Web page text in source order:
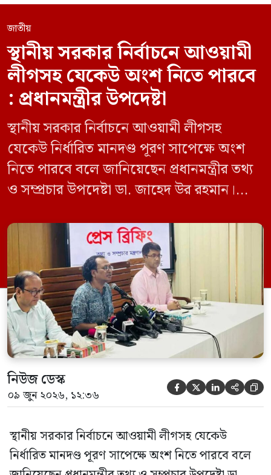
জাতীয়
স্থানীয় সরকার নির্বাচনে আওয়ামী
লীগসহ যেকেউ অংশ নিতে পারবে
: প্রধানমন্ত্রীর উপদেষ্টা
স্থানীয় সরকার নির্বাচনে আওয়ামী লীগসহ
যেকেউ নির্ধারিত মানদণ্ড পূরণ সাপেক্ষে অংশ
নিতে পারবে বলে জানিয়েছেন প্রধানমন্ত্রীর তথ্য
ও সম্প্রচার উপদেষ্টা ডা. জাহেদ উর রহমান।
সম্মেলন কক্ষে এক প্রেস ব্রিফিংয়ে সাংবাদিকদের
এক প্রশ্নের জবাবে তিনি এ কথা বলেন।
নিউজ ডেস্ক
০৯ জুন ২০২৬, ১২:৩৬     
স্থানীয় সরকার নির্বাচনে আওয়ামী লীগসহ যেকেউ
নির্ধারিত মানদণ্ড পূরণ সাপেক্ষে অংশ নিতে পারবে বলে